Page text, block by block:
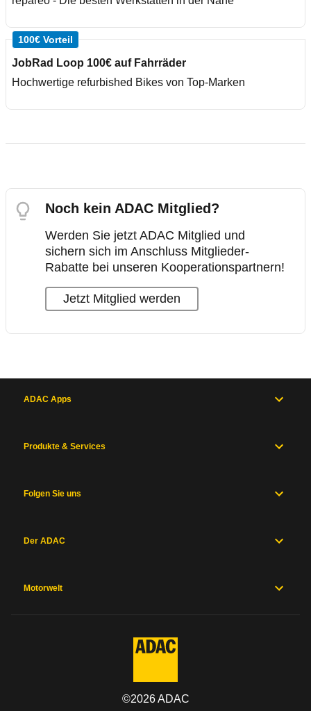
100€ Vorteil
JobRad Loop 100€ auf Fahrräder
Hochwertige refurbished Bikes von Top-Marken
Noch kein ADAC Mitglied?
Werden Sie jetzt ADAC Mitglied und
sichern sich im Anschluss Mitglieder-
Rabatte bei unseren Kooperationspartnern!
Jetzt Mitglied werden
ADAC Apps
Produkte & Services
Folgen Sie uns
Der ADAC
Motorwelt
©2026ADAC